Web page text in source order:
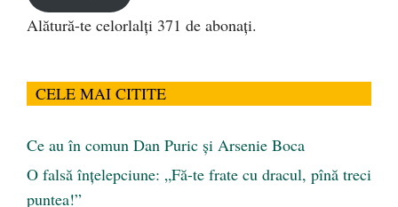
Alătură-te celorlalți 371 de abonați.
CELE MAI CITITE
Ce au în comun Dan Puric şi Arsenie Boca
O falsă înțelepciune: „Fă-te frate cu dracul, pînă treci
puntea!”